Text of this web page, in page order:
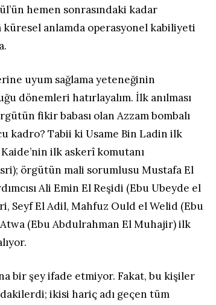
hemen sonrasındaki kadar
küresel anlamda operasyonel kabiliyeti
uyum sağlama yeteneğinin
dönemleri hatırlayalım. İlk anılması
fikir babası olan Azzam bombalı
kadro? Tabii ki Usame Bin Ladin ilk
Kaide’nin ilk askerî komutanı
örgütün mali sorumlusu Mustafa El
Ali Emin El Reşidi (Ebu Ubeyde el
Seyf El Adil, Mahfuz Ould el Welid (Ebu
(Ebu Abdulrahman El Muhajir) ilk
bir şey ifade etmiyor. Fakat, bu kişiler
ikisi hariç adı geçen tüm